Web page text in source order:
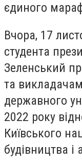
єдиного
Вчора, 17
студента
Зеленський
та
державного
2022 року
Київського
будівництва і